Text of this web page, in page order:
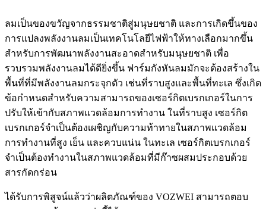
ลมเป็นของขวัญจากธรรมชาติสู่มนุษยชาติ และการเกิดขึ้นของ
การแปลงพลังงานลมเป็นเทคโนโลยีไฟฟ้าให้ทางเลือกมากขึ้น
สำหรับการพัฒนาพลังงานสะอาดสำหรับมนุษยชาติ เพื่อ
รวบรวมพลังงานลมได้ดียิ่งขึ้น ฟาร์มกังหันลมมักจะต้องสร้างใน
พื้นที่ที่มีพลังงานลมกระจุกตัว เช่นที่ราบสูงและพื้นที่ทะเล ซึ่งเกิด
ข้อกำหนดสำหรับความสามารถของเซอร์กิตเบรกเกอร์ในการ
ปรับให้เข้ากับสภาพแวดล้อมการทำงาน ในที่ราบสูง เซอร์กิต
เบรกเกอร์จำเป็นต้องเผชิญกับความท้าทายในสภาพแวดล้อม
การทำงานที่สูง เย็น และควบแน่น ในทะเล เซอร์กิตเบรกเกอร์
จำเป็นต้องทำงานในสภาพแวดล้อมที่มีก๊าซผสมประกอบด้วย
สารกัดกร่อน
ได้รับการพิสูจน์แล้วว่าผลิตภัณฑ์ของ VOZWEI สามารถตอบ